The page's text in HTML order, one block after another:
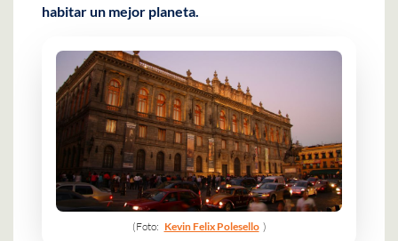
habitar un mejor planeta.
(Foto: Kevin Felix Polesello )